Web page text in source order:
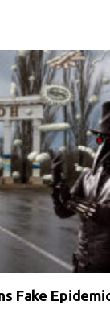
Fake